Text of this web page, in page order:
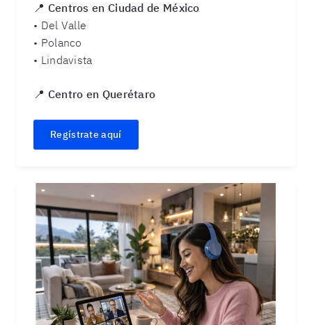
📍 Centros en Ciudad de México
• Del Valle
• Polanco
• Lindavista
📍 Centro en Querétaro
Regístrate aquí